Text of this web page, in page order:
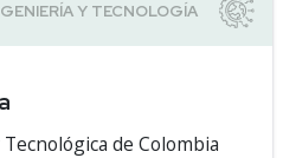
de Colombia